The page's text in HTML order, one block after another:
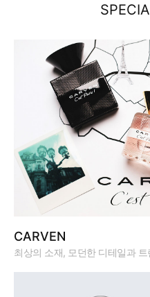
CARVEN
최상의 소재, 모던한 디테일과 트